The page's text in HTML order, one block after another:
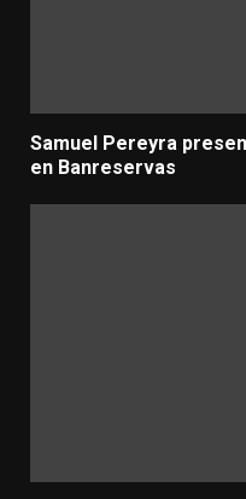
Samuel Pereyra
en Banreservas